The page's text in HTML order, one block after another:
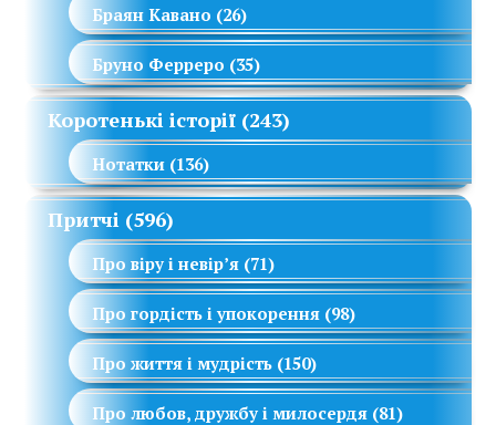
Браян Кавано (26)
Бруно Ферреро (35)
Коротенькі історії (243)
Нотатки (136)
Притчі (596)
Про віру і невір’я (71)
Про гордість і упокорення (98)
Про життя і мудрість (150)
Про любов, дружбу і милосердя (81)